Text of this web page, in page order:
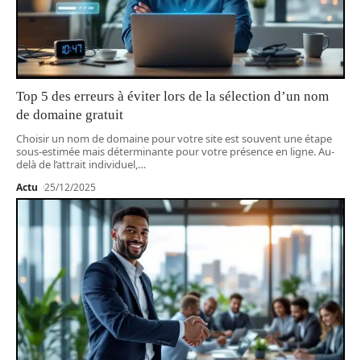
Top 5 des erreurs à éviter lors de la sélection d’un nom
de domaine gratuit
Choisir un nom de domaine pour votre site est souvent une étape
sous-estimée mais déterminante pour votre présence en ligne. Au-
delà de l’attrait individuel, …
Actu 25/12/2025